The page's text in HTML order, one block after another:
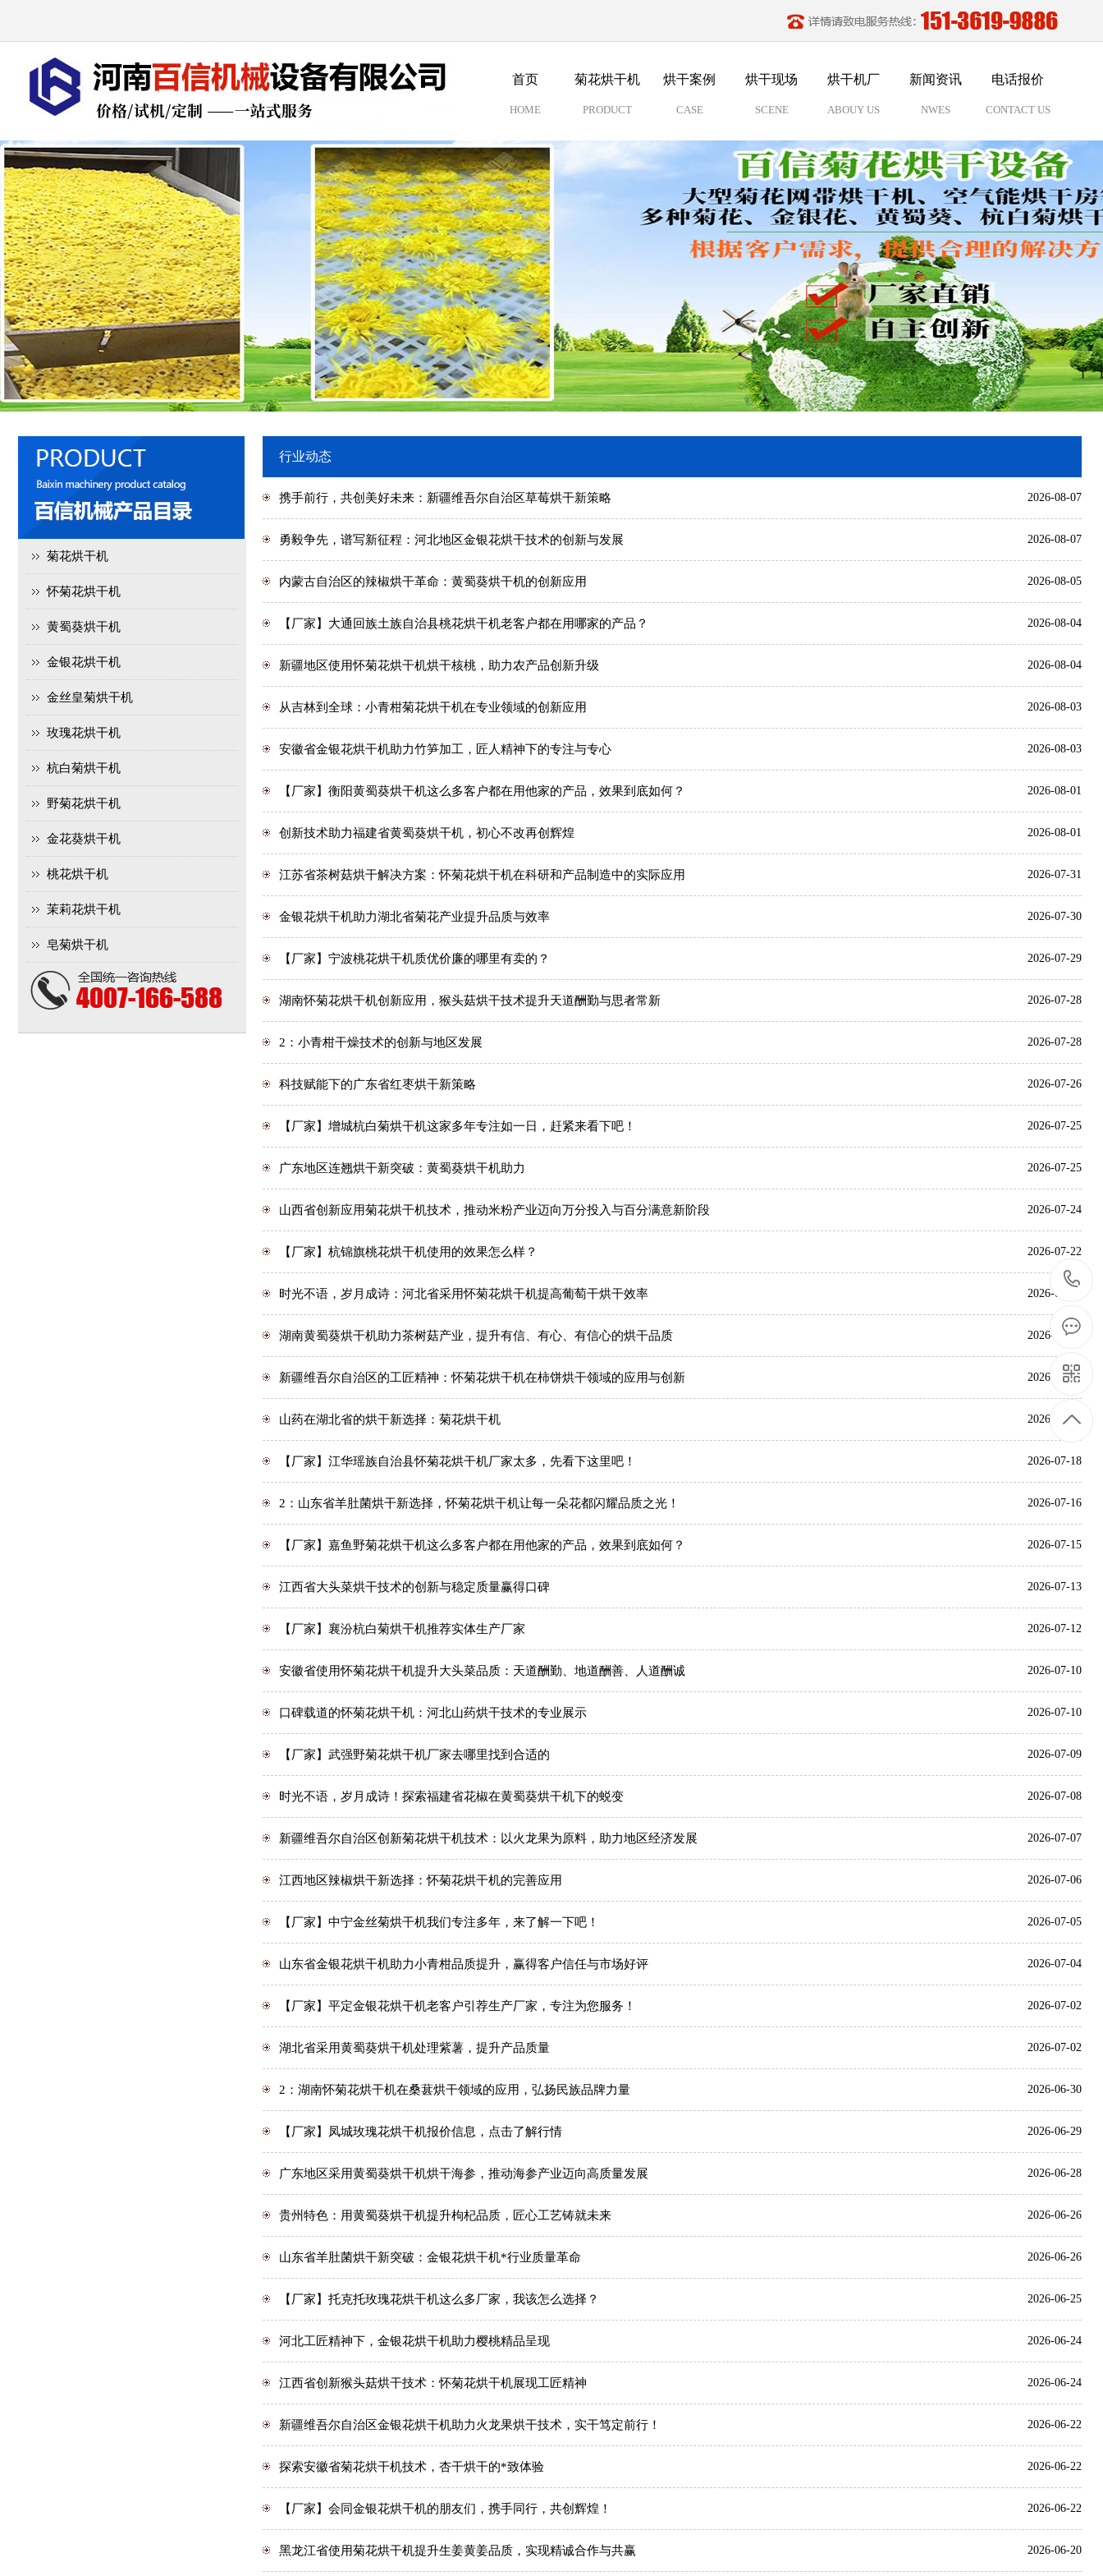
首页
HOME
菊花烘干机
PRODUCT
烘干案例
CASE
烘干现场
SCENE
烘干机厂
ABOUY US
新闻资讯
NWES
电话报价
CONTACT US
菊花烘干机
怀菊花烘干机
黄蜀葵烘干机
金银花烘干机
金丝皇菊烘干机
玫瑰花烘干机
杭白菊烘干机
野菊花烘干机
金花葵烘干机
桃花烘干机
茉莉花烘干机
皂菊烘干机
行业动态
携手前行，共创美好未来：新疆维吾尔自治区草莓烘干新策略 2026-08-07
勇毅争先，谱写新征程：河北地区金银花烘干技术的创新与发展 2026-08-07
内蒙古自治区的辣椒烘干革命：黄蜀葵烘干机的创新应用 2026-08-05
【厂家】大通回族土族自治县桃花烘干机老客户都在用哪家的产品？ 2026-08-04
新疆地区使用怀菊花烘干机烘干核桃，助力农产品创新升级 2026-08-04
从吉林到全球：小青柑菊花烘干机在专业领域的创新应用 2026-08-03
安徽省金银花烘干机助力竹笋加工，匠人精神下的专注与专心 2026-08-03
【厂家】衡阳黄蜀葵烘干机这么多客户都在用他家的产品，效果到底如何？ 2026-08-01
创新技术助力福建省黄蜀葵烘干机，初心不改再创辉煌 2026-08-01
江苏省茶树菇烘干解决方案：怀菊花烘干机在科研和产品制造中的实际应用 2026-07-31
金银花烘干机助力湖北省菊花产业提升品质与效率 2026-07-30
【厂家】宁波桃花烘干机质优价廉的哪里有卖的？ 2026-07-29
湖南怀菊花烘干机创新应用，猴头菇烘干技术提升天道酬勤与思者常新 2026-07-28
2：小青柑干燥技术的创新与地区发展 2026-07-28
科技赋能下的广东省红枣烘干新策略 2026-07-26
【厂家】增城杭白菊烘干机这家多年专注如一日，赶紧来看下吧！ 2026-07-25
广东地区连翘烘干新突破：黄蜀葵烘干机助力 2026-07-25
山西省创新应用菊花烘干机技术，推动米粉产业迈向万分投入与百分满意新阶段 2026-07-24
【厂家】杭锦旗桃花烘干机使用的效果怎么样？ 2026-07-22
时光不语，岁月成诗：河北省采用怀菊花烘干机提高葡萄干烘干效率 2026-07-22
湖南黄蜀葵烘干机助力茶树菇产业，提升有信、有心、有信心的烘干品质 2026-07-22
新疆维吾尔自治区的工匠精神：怀菊花烘干机在柿饼烘干领域的应用与创新 2026-07-20
山药在湖北省的烘干新选择：菊花烘干机 2026-07-19
【厂家】江华瑶族自治县怀菊花烘干机厂家太多，先看下这里吧！ 2026-07-18
2：山东省羊肚菌烘干新选择，怀菊花烘干机让每一朵花都闪耀品质之光！ 2026-07-16
【厂家】嘉鱼野菊花烘干机这么多客户都在用他家的产品，效果到底如何？ 2026-07-15
江西省大头菜烘干技术的创新与稳定质量赢得口碑 2026-07-13
【厂家】襄汾杭白菊烘干机推荐实体生产厂家 2026-07-12
安徽省使用怀菊花烘干机提升大头菜品质：天道酬勤、地道酬善、人道酬诚 2026-07-10
口碑载道的怀菊花烘干机：河北山药烘干技术的专业展示 2026-07-10
【厂家】武强野菊花烘干机厂家去哪里找到合适的 2026-07-09
时光不语，岁月成诗！探索福建省花椒在黄蜀葵烘干机下的蜕变 2026-07-08
新疆维吾尔自治区创新菊花烘干机技术：以火龙果为原料，助力地区经济发展 2026-07-07
江西地区辣椒烘干新选择：怀菊花烘干机的完善应用 2026-07-06
【厂家】中宁金丝菊烘干机我们专注多年，来了解一下吧！ 2026-07-05
山东省金银花烘干机助力小青柑品质提升，赢得客户信任与市场好评 2026-07-04
【厂家】平定金银花烘干机老客户引荐生产厂家，专注为您服务！ 2026-07-02
湖北省采用黄蜀葵烘干机处理紫薯，提升产品质量 2026-07-02
2：湖南怀菊花烘干机在桑葚烘干领域的应用，弘扬民族品牌力量 2026-06-30
【厂家】凤城玫瑰花烘干机报价信息，点击了解行情 2026-06-29
广东地区采用黄蜀葵烘干机烘干海参，推动海参产业迈向高质量发展 2026-06-28
贵州特色：用黄蜀葵烘干机提升枸杞品质，匠心工艺铸就未来 2026-06-26
山东省羊肚菌烘干新突破：金银花烘干机*行业质量革命 2026-06-26
【厂家】托克托玫瑰花烘干机这么多厂家，我该怎么选择？ 2026-06-25
河北工匠精神下，金银花烘干机助力樱桃精品呈现 2026-06-24
江西省创新猴头菇烘干技术：怀菊花烘干机展现工匠精神 2026-06-24
新疆维吾尔自治区金银花烘干机助力火龙果烘干技术，实干笃定前行！ 2026-06-22
探索安徽省菊花烘干机技术，杏干烘干的*致体验 2026-06-22
【厂家】会同金银花烘干机的朋友们，携手同行，共创辉煌！ 2026-06-22
黑龙江省使用菊花烘干机提升生姜黄姜品质，实现精诚合作与共赢 2026-06-20